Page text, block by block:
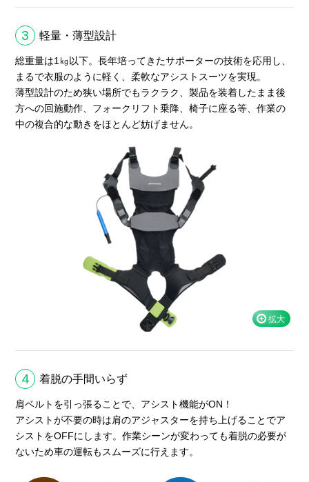
3 軽量・薄型設計
総重量は1㎏以下。長年培ってきたサポーターの技術を応用し、
まるで衣服のように軽く、柔軟なアシストスーツを実現。
薄型設計のため狭い場所でもラクラク、製品を装着したまま後
方への回施動作、フォークリフト乗降、椅子に座る等、作業の
中の複合的な動きをほとんど妨げません。
4 着脱の手間いらず
肩ベルトを引っ張ることで、アシスト機能がON！
アシストが不要の時は肩のアジャスターを持ち上げることでア
シストをOFFにします。作業シーンが変わっても着脱の必要が
ないため車の運転もスムーズに行えます。